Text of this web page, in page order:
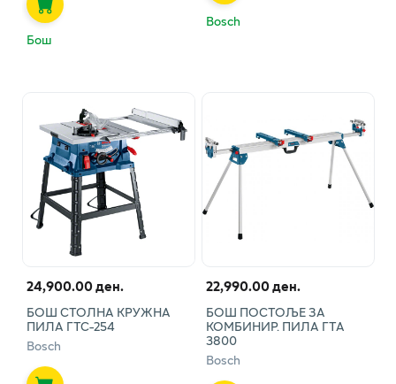
Бош
Bosch
24,900.00 ден.
БОШ СТОЛНА КРУЖНА
ПИЛА ГТС-254
Bosch
22,990.00 ден.
БОШ ПОСТОЉЕ ЗА
КОМБИНИР. ПИЛА ГТА
3800
Bosch